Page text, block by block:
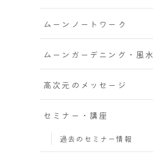
ムーンノートワーク
ムーンガーデニング・風水
高次元のメッセージ
セミナー・講座
過去のセミナー情報